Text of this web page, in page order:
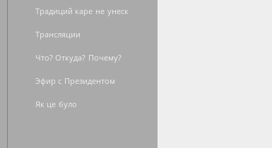
Традиций каре не унеск
Трансляции
Что? Откуда? Почему?
Эфир с Президентом
Як це було